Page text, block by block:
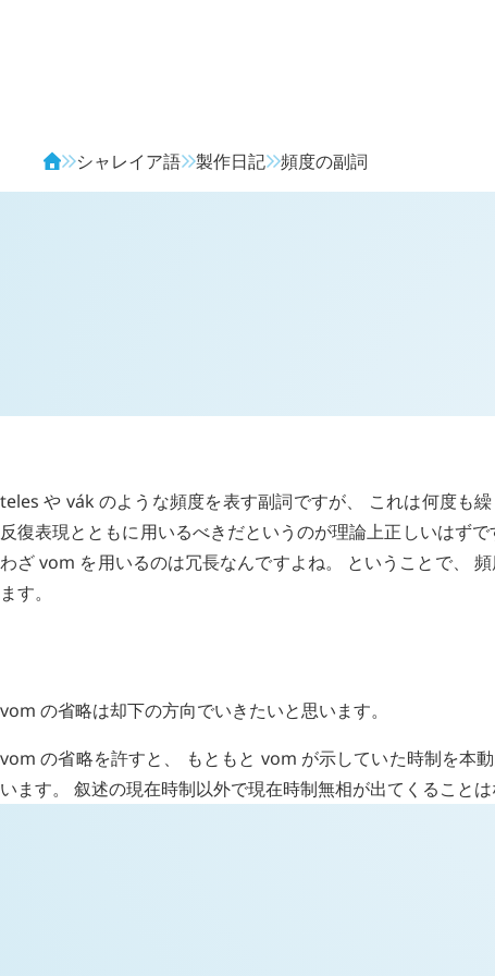
シャレイア語 製作日記 頻度の副詞
teles や vák のような頻度を表す副詞ですが、 これは何度も
反復表現とともに用いるべきだというのが理論上正しいはず
わざvom を用いるのは冗長なんですよね。 ということで、
ます。
vom の省略は却下の方向でいきたいと思います。
vom の省略を許すと、 もともと vom が示していた時制を本
います。 叙述の現在時制以外で現在時制無相が出てくること